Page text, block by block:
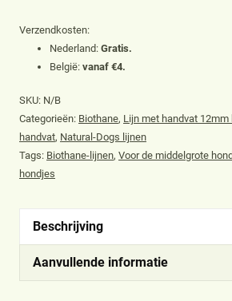
middelgrote
honden,
fluoriserend
Verzendkosten:
Nederland:Gratis.
België:vanaf €4.
SKU: N/B
Categorieën: Biothane, Lijn met handvat 12mm
handvat, Natural-Dogs lijnen
Tags: Biothane-lijnen, Voor de middelgrote
hondjes
Beschrijving
Aanvullende informatie